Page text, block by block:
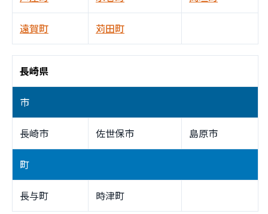
遠賀町 苅田町
長崎県
市
長崎市 佐世保市 島原市
町
長与町 時津町